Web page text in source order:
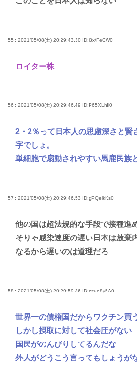
55 : 2021/05/08(土) 20:29:43.30 ID:i3x/FeCW0
ロイター株
56 : 2021/05/08(土) 20:29:46.49 ID:P65XLhIl0
2・2％って日本人の思慮深さと賢
字でしょ。
単細胞で扇動されやすい馬鹿民族
57 : 2021/05/08(土) 20:29:46.53 ID:gPQelkKs0
他の国は超法規的な手段で接種進
そりゃ感染速度の遅い日本は放棄
なるから遅いのは道理だろ
58 : 2021/05/08(土) 20:29:59.36 ID:nzue8y5A0
世界一の債権国だからワクチン買
しかし摂取に対して社会圧がない
国民がのんびりしてるんだな
外人がどうこう言ってもしょうが